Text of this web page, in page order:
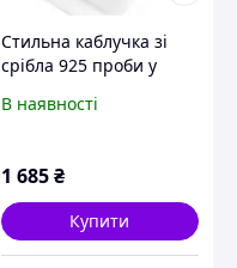
Стильна каблучка зі
срібла 925 проби у
полірованих кульок
В наявності
1 685₴
Купити